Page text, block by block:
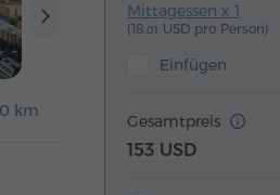
km
Mittagessen x 1
(18.01 USD pro Person)
Einfügen
Gesamtpreis
153 USD